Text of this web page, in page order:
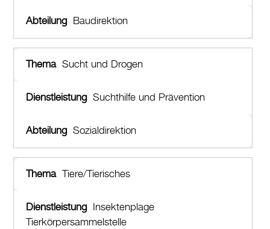
Baudirektion
Sucht und Drogen
Suchthilfe und Prävention
Sozialdirektion
Tiere/Tierisches
Insektenplage
Tierkörpersammelstelle